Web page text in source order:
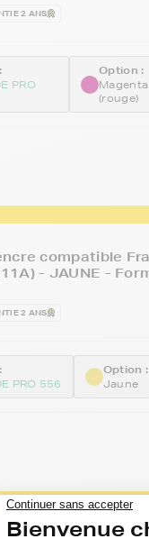
2 ANS
PRO
Option :
Magenta
(rouge)
compatible
- JAUNE -
2 ANS
PRO 556
Option :
Jaune